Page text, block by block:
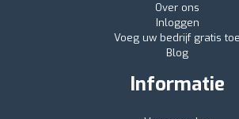
Over ons
Inloggen
Voeg uw bedrijf gratis toe
Blog
Informatie